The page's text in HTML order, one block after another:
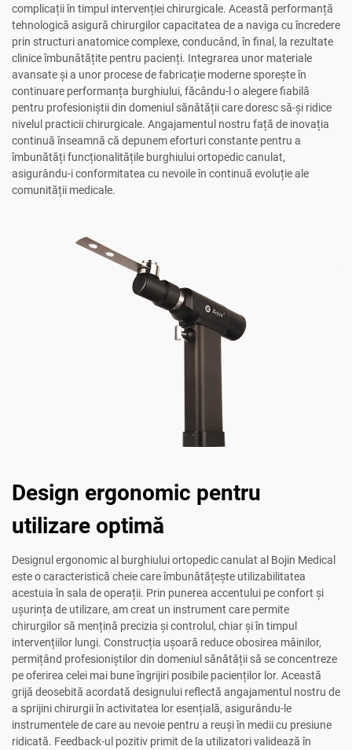
complicații în timpul intervenției chirurgicale. Această performanță
tehnologică asigură chirurgilor capacitatea de a naviga cu încredere
prin structuri anatomice complexe, conducând, în final, la rezultate
clinice îmbunătățite pentru pacienți. Integrarea unor materiale
avansate și a unor procese de fabricație moderne sporește în
continuare performanța burghiului, făcându-l o alegere fiabilă
pentru profesioniștii din domeniul sănătății care doresc să-și ridice
nivelul practicii chirurgicale. Angajamentul nostru față de inovația
continuă înseamnă că depunem eforturi constante pentru a
îmbunătăți funcționalitățile burghiului ortopedic canulat,
asigurându-i conformitatea cu nevoile în continuă evoluție ale
comunității medicale.
Design ergonomic pentru
utilizare optimă
Designul ergonomic al burghiului ortopedic canulat al Bojin Medical
este o caracteristică cheie care îmbunătățește utilizabilitatea
acestuia în sala de operații. Prin punerea accentului pe confort și
ușurința de utilizare, am creat un instrument care permite
chirurgilor să mențină precizia și controlul, chiar și în timpul
intervențiilor lungi. Construcția ușoară reduce obosirea mâinilor,
permițând profesioniștilor din domeniul sănătății să se concentreze
pe oferirea celei mai bune îngrijiri posibile pacienților lor. Această
grijă deosebită acordată designului reflectă angajamentul nostru de
a sprijini chirurgii în activitatea lor esențială, asigurându-le
instrumentele de care au nevoie pentru a reuși în medii cu presiune
ridicată. Feedback-ul pozitiv primit de la utilizatori validează în